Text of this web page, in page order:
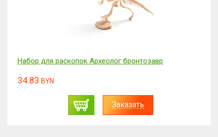
Набор для раскопок Археолог бронтозавр
34.83 BYN
Заказать